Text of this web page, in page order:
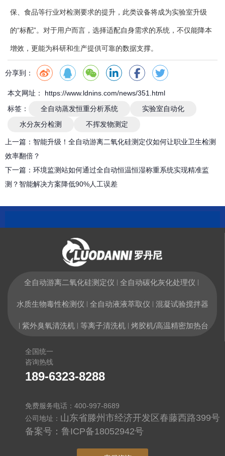
保、食品等行业对检测要求的提升，此类设备将成为实验室升级
的“标配”。对于用户而言，选择适配自身需求的系统，不仅能降本
增效，更能为科研和生产提供可靠的数据支撑。
分享到：
本文网址： https://www.ldnins.com/news/351.html
标签：
全自动蒸发恒重分析系统
实验室自动化
水分灰分检测
不挥发物测定
上一篇： 智能升级！全自动游离二氧化硅测定仪如何让职业卫生检测
效率翻倍？
下一篇： 环境监测站如何通过全自动恒温恒湿称重系统实现精准监
测？智能解决方案降低90%人工误差
全自动游离二氧化硅测定仪 全自动碳化灰化处理仪
水质生物毒性检测仪 全自动液液萃取仪 混凝试验搅拌器
紫外臭氧清洗机 等离子清洗机 烤胶机/高温精密加热台
全国统一
咨询热线
189-6323-8288
免费服务电话：400-997-8689
公司地址： 山东省滕州市经济开发区春藤西路399号
备案号： 鲁ICP备18052942号